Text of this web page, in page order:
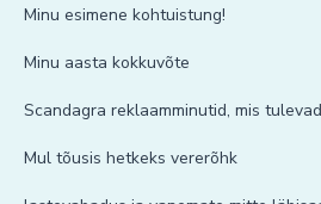
Minu esimene kohtuistung!
Minu aasta kokkuvõte
Scandagra reklaamminutid, mis
Mul tõusis hetkeks vererõhk